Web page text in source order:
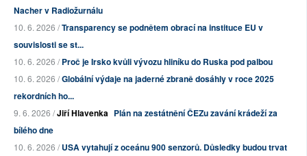
Nacher v Radiožurnálu
10. 6. 2026 /Transparency se podnětem obrací na instituce EU v
souvislosti se st...
10. 6. 2026 /Proč je Irsko kvůli vývozu hliníku do Ruska pod palbou
10. 6. 2026 /Globální výdaje na jaderné zbraně dosáhly v roce 2025
rekordních ho...
9. 6. 2026 /Jiří Hlavenka Plán na zestátnění ČEZu zavání krádeží za
bílého dne
10. 6. 2026 /USA vytahují z oceánu 900 senzorů. Důsledky budou trvat